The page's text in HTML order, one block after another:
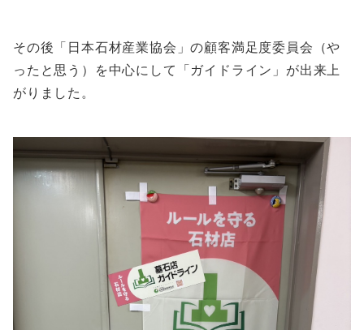
その後「日本石材産業協会」の顧客満足度委員会（や
ったと思う）を中心にして「ガイドライン」が出来上
がりました。